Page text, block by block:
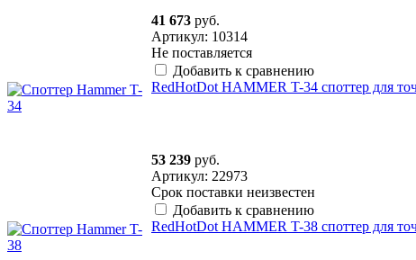
41 673 руб.
Артикул: 10314
Не поставляется
Добавить к сравнению
RedHotDot HAMMER T-34 споттер для
53 239 руб.
Артикул: 22973
Срок поставки неизвестен
Добавить к сравнению
RedHotDot HAMMER T-38 споттер для